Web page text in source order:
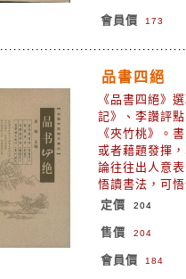
會員價 173
品書四絕
《品書四絕》
記》、李讚評
《夾竹桃》。
或者藉題發揮
論往往出人意
悟讀書法，可
定價
204
售價 204
會員價 184